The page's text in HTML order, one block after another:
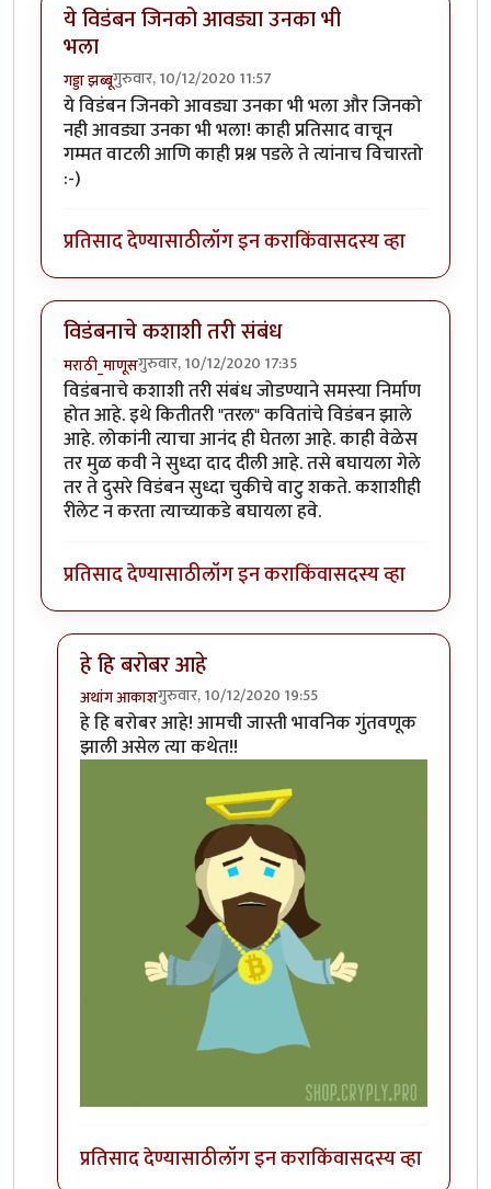
ये विडंबन जिनको आवड्या उनका भी
भला
गड्डा झब्बूगुरुवार, 10/12/2020 11:57
ये विडंबन जिनको आवड्या उनका भी भला और जिनको
नही आवड्या उनका भी भला! काही प्रतिसाद वाचून
गम्मत वाटली आणि काही प्रश्न पडले ते त्यांनाच विचारतो
:-)
प्रतिसाद देण्यासाठीलॉग इन कराकिंवासदस्य व्हा
विडंबनाचे कशाशी तरी संबंध
मराठी_माणूसगुरुवार, 10/12/2020 17:35
विडंबनाचे कशाशी तरी संबंध जोडण्याने समस्या निर्माण
होत आहे. इथे कितीतरी "तरल" कवितांचे विडंबन झाले
आहे. लोकांनी त्याचा आनंद ही घेतला आहे. काही वेळेस
तर मुळ कवी ने सुध्दा दाद दीली आहे. तसे बघायला गेले
तर ते दुसरे विडंबन सुध्दा चुकीचे वाटु शकते. कशाशीही
रीलेट न करता त्याच्याकडे बघायला हवे.
प्रतिसाद देण्यासाठीलॉग इन कराकिंवासदस्य व्हा
हे हि बरोबर आहे
अथांग आकाशगुरुवार, 10/12/2020 19:55
In reply toविडंबनाचे कशाशी तरी संबंधbyमराठी_माणूस
हे हि बरोबर आहे! आमची जास्ती भावनिक गुंतवणूक
झाली असेल त्या कथेत!!
प्रतिसाद देण्यासाठीलॉग इन कराकिंवासदस्य व्हा